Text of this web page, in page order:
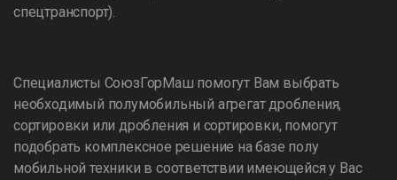
спецтранспорт).
Специалисты СоюзГорМаш помогут Вам выбрать
необходимый полумобильный агрегат дробления,
сортировки или дробления и сортировки, помогут
подобрать комплексное решение на базе полу
мобильной техники в соответствии имеющейся у Вас